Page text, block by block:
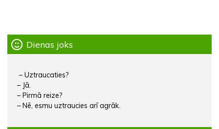
Dienas joks
– Uztraucaties?
– Jā.
– Pirmā reize?
– Nē, esmu uztraucies arī agrāk.